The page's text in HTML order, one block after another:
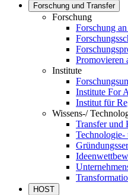
Forschung und Transfer
Forschung
Forschung
Promovieren
Institute
Institute For
Institut für
Wissens-/
Transfer und
HOST